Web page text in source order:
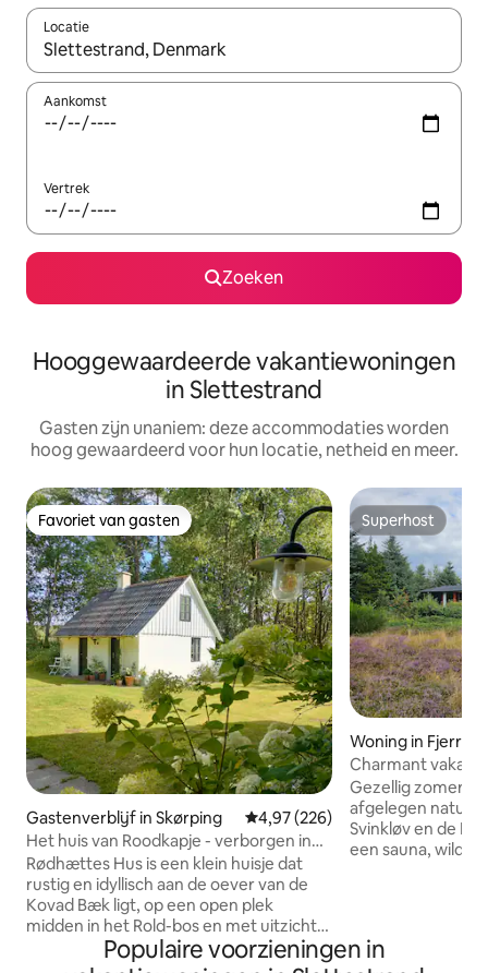
Locatie
Wanneer er resultaten beschikbaar zijn, maak je een keuze
Aankomst
Vertrek
Zoeken
Hooggewaardeerde vakantiewoningen
in Slettestrand
Gasten zijn unaniem: deze accommodaties worden
hoog gewaardeerd voor hun locatie, netheid en meer.
Favoriet van gasten
Favoriet van gasten
Gastenverblijf in Skørping Gemiddelde beoordeling van
4,97 (226)
Het huis van Roodkapje - verborgen in
het diepe, stille bos
Rødhættes Hus is een klein huisje dat
rustig en idyllisch aan de oever van de
Kovad Bæk ligt, op een open plek
midden in het Rold-bos en met uitzicht
op de weide en het bos. Op slechts een
steenworp afstand van het prachtige
Superhost
Superhost
Woning in
Charmant
Gezellig
afgelegen
Svinkløv en de
een sauna,
Svinklovene,
Populaire voorzieningen in